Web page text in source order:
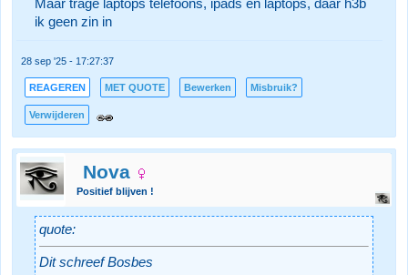
Maar trage laptops telefoons, ipads en laptops, daar h3b
ik geen zin in
28 sep '25 - 17:27:37
REAGEREN MET QUOTE Bewerken Misbruik?
Verwijderen
Nova
Positief blijven !
quote:
Dit schreef Bosbes